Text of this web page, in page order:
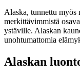
Alaska, tunnettu
merkittävimmistä
ystäville. Alaskan
unohtumattomia
Alaskan